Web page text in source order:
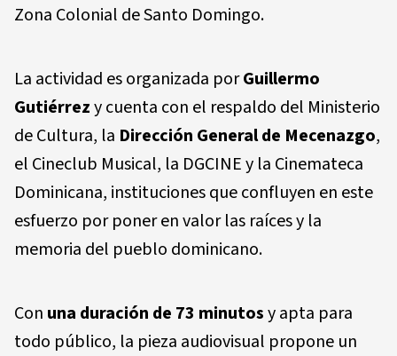
Zona Colonial de Santo Domingo.
La actividad es organizada porGuillermo
Gutiérrezy cuenta con el respaldo del Ministerio
de Cultura, la Dirección General de Mecenazgo,
el Cineclub Musical, la DGCINEy la Cinemateca
Dominicana, instituciones que confluyen en este
esfuerzo por poner en valor las raíces y la
memoria del pueblo dominicano.
Con una duración de 73 minutosy apta para
todo público, la pieza audiovisual propone un